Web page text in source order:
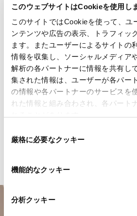
このウェブサイトはCookieを使用し
このサイトではCookieを使って、ユ
ンテンツや広告の表示、トラフィッ
ます。またユーザーによるサイトの
情報を収集し、ソーシャルメディア
解析の各パートナーに情報を共有し
集された情報は、ユーザーが各パー
の情報や各パートナーのサービスを
れた情報と組み合わされ、各パート
厳格に必要なクッキー
機能的なクッキー
分析クッキー
トゥールビヨン
1801年にアブラアン-ルイ・ブレゲ
明されたトゥールビヨンは、調速
重力の影響を補正することを目的
構です。脱進機とテンプを回転する
に収めることで姿勢差による誤差の
り、今日に至るまでメゾンを象徴
な発明のひとつであり続けていま